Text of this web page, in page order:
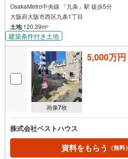
OsakaMetro中央線 「九条」駅 徒歩5分
大阪府大阪市西区九条1丁目
土地120.39m2
建築条件付き土地
画像7枚
5,000万円
株式会社ベストハウス
資料をもらう （無料）